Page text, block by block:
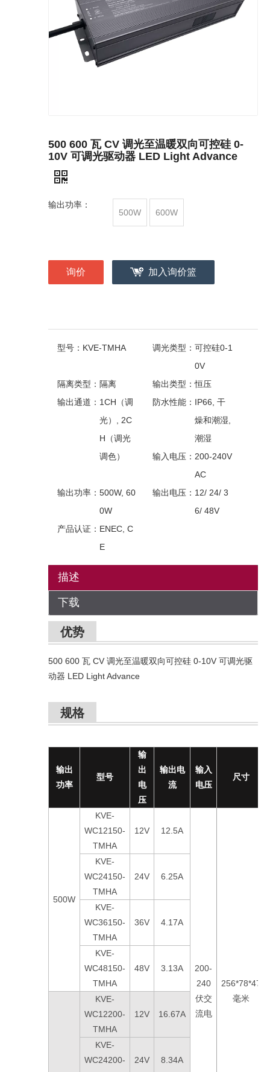
500 600 瓦 CV 调光至温暖双向可控硅 0-
10V 可调光驱动器 LED Light Advance
输出功率：
500W
600W
询价 加入询价篮
型号： KVE-TMHA 调光类型：可控硅0-1
0V
隔离类型： 隔离 输出类型：恒压
输出通道： 1CH（调
光）, 2C
H（调光
调色）
防水性能： IP66, 干
燥和潮湿,
潮湿
输入电压： 200-240V
AC
输出功率： 500W, 60
0W
输出电压： 12/ 24/ 3
6/ 48V
产品认证： ENEC, C
E
描述
下载
优势
500 600 瓦 CV 调光至温暖双向可控硅 0-10V 可调光驱
动器 LED Light Advance
规格
输出
功率
型号
输
出
电
压
输出电
流
输入
电压
尺寸
500W
KVE-
WC12150-
TMHA
12V 12.5A
200-
240
伏交
流电
256*78*47
毫米
KVE-
WC24150-
TMHA
24V 6.25A
KVE-
WC36150-
TMHA
36V 4.17A
KVE-
WC48150-
TMHA
48V 3.13A
KVE-
WC12200-
TMHA
12V 16.67A
KVE-
WC24200-
24V 8.34A